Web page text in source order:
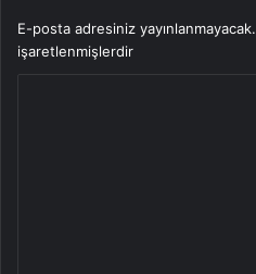
E-posta adresiniz yayınlanmayacak.
işaretlenmişlerdir